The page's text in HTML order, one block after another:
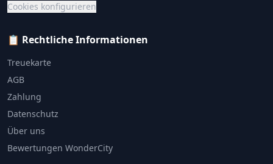
Cookies konfigurieren
📋 Rechtliche Informationen
Treuekarte
AGB
Zahlung
Datenschutz
Über uns
Bewertungen WonderCity